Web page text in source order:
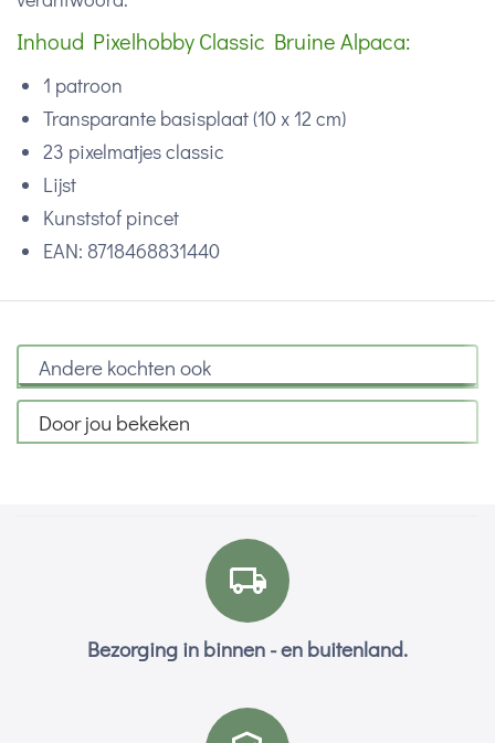
Inhoud Pixelhobby Classic Bruine Alpaca:
1 patroon
Transparante basisplaat (10 x 12 cm)
23 pixelmatjes classic
Lijst
Kunststof pincet
EAN: 8718468831440
Andere kochten ook
Door jou bekeken
Bezorging in binnen - en buitenland.